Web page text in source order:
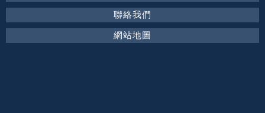
聯絡我們
網站地圖